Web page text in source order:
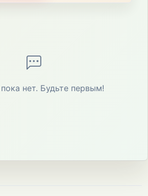
нет. Будьте первым!